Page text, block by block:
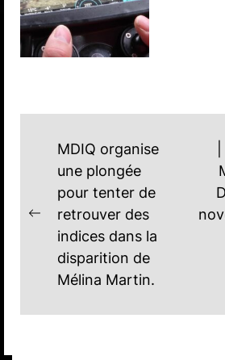
NAVIGATION
L'ARTICLE
Previous
post:
MDIQ organise
une plongée
pour tenter de
retrouver des
indices dans la
disparition de
Mélina Martin.